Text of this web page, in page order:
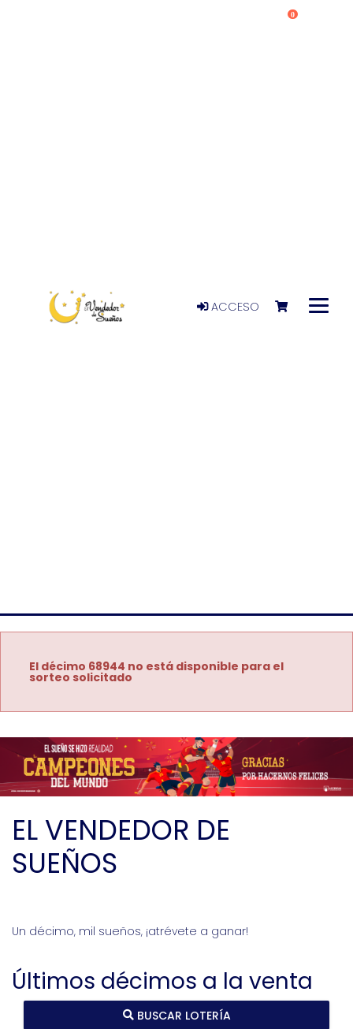
ACCESO
0
El décimo 68944 no está disponible para el
sorteo solicitado
EL VENDEDOR DE
SUEÑOS
Un décimo, mil sueños, ¡atrévete a ganar!
Últimos décimos a la venta
BUSCAR LOTERÍA